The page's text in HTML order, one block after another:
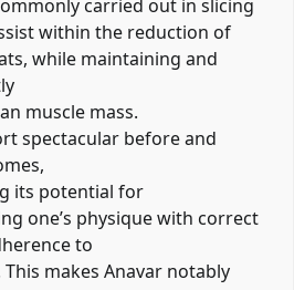
carried out in slicing
within the reduction of
while maintaining and
muscle mass.
spectacular before and
its potential for
one’s physique with correct
to
makes Anavar notably